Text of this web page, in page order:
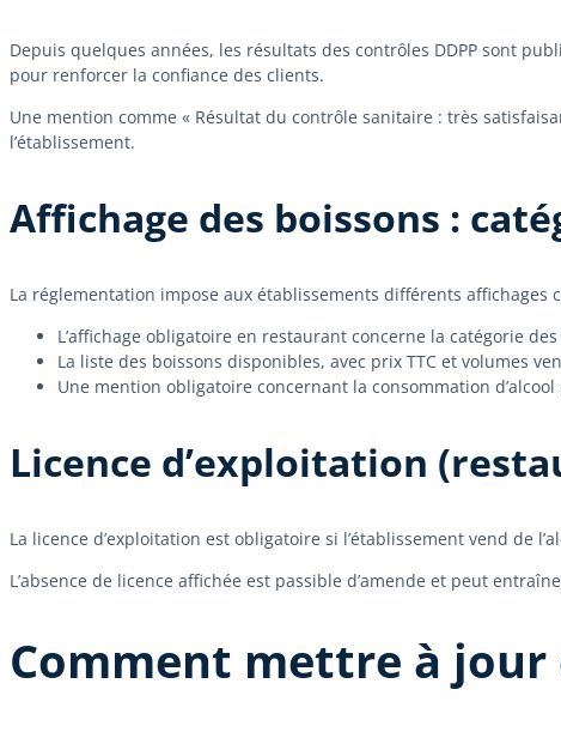
Depuis quelques années, les résultats des contrôles DDPP sont
pour renforcer la confiance des clients.
Une mention comme « Résultat du contrôle sanitaire : très
l’établissement.
Affichage des boissons :
La réglementation impose aux établissements différents
L’affichage obligatoire en restaurant concerne la catégorie
La liste des boissons disponibles, avec prix TTC et volumes
Une mention obligatoire concernant la consommation
Licence d’exploitation
La licence d’exploitation est obligatoire si l’établissement vend de
L’absence de licence affichée est passible d’amende et peut
Comment mettre à jour